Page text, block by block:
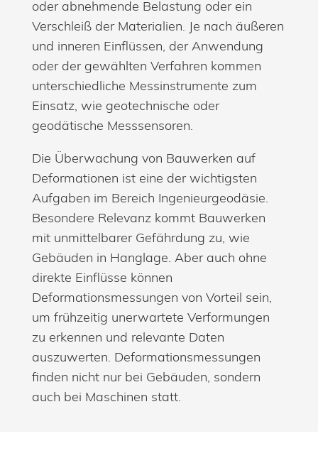
oder abnehmende Belastung oder ein
Verschleiß der Materialien. Je nach äußeren
und inneren Einflüssen, der Anwendung
oder der gewählten Verfahren kommen
unterschiedliche Messinstrumente zum
Einsatz, wie geotechnische oder
geodätische Messsensoren.
Die Überwachung von Bauwerken auf
Deformationen ist eine der wichtigsten
Aufgaben im Bereich Ingenieurgeodäsie.
Besondere Relevanz kommt Bauwerken
mit unmittelbarer Gefährdung zu, wie
Gebäuden in Hanglage. Aber auch ohne
direkte Einflüsse können
Deformationsmessungen von Vorteil sein,
um frühzeitig unerwartete Verformungen
zu erkennen und relevante Daten
auszuwerten. Deformationsmessungen
finden nicht nur bei Gebäuden, sondern
auch bei Maschinen statt.